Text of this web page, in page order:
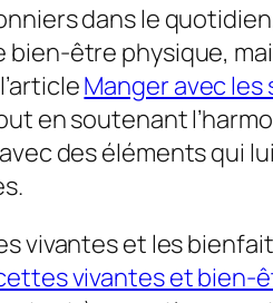
dans le
être physique,
Manger avec
en soutenant
des éléments qui
vivantes et les
vivantes et bien-